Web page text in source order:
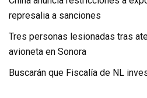
represalia a sanciones
Tres personas lesionadas tras
avioneta en Sonora
Buscarán que Fiscalía de NL